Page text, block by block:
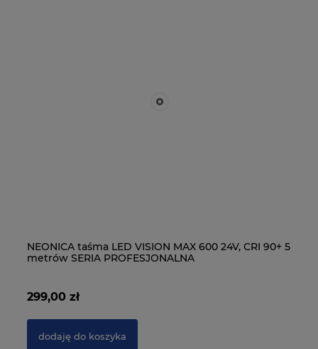
NEONICA taśma LED VISION MAX 600 24V, CRI 90+ 5
metrów SERIA PROFESJONALNA
299,00 zł
dodaję do koszyka